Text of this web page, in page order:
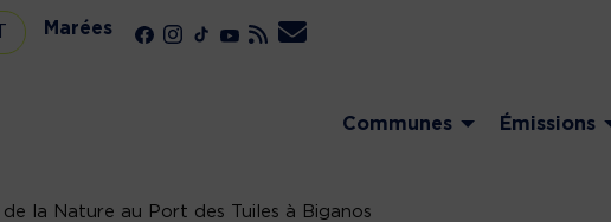
Marées
Communes Émissions
la Nature au Port des Tuiles à Biganos